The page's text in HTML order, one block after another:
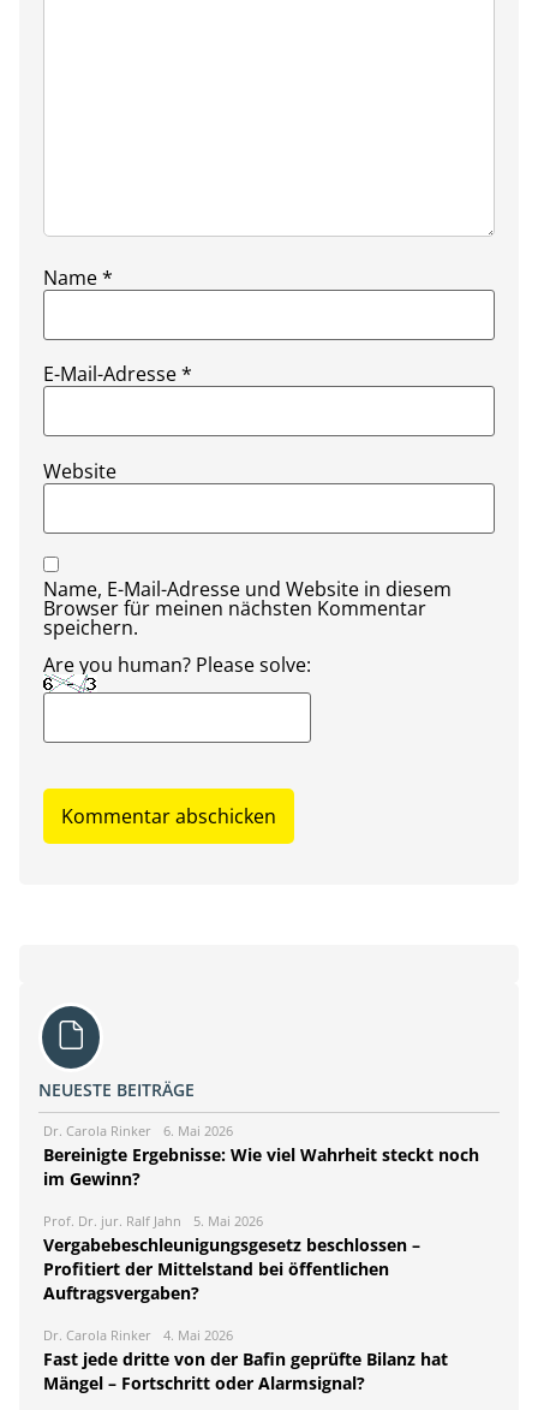
Name*
E-Mail-Adresse*
Website
Name, E-Mail-Adresse und Website in diesem
Browser für meinen nächsten Kommentar
speichern.
Are you human? Please solve:
NEUESTE BEITRÄGE
Dr. Carola Rinker 6. Mai 2026
Bereinigte Ergebnisse: Wie viel Wahrheit steckt noch
im Gewinn?
Prof. Dr. jur. Ralf Jahn 5. Mai 2026
Vergabebeschleunigungsgesetz beschlossen –
Profitiert der Mittelstand bei öffentlichen
Auftragsvergaben?
Dr. Carola Rinker 4. Mai 2026
Fast jede dritte von der Bafin geprüfte Bilanz hat
Mängel – Fortschritt oder Alarmsignal?